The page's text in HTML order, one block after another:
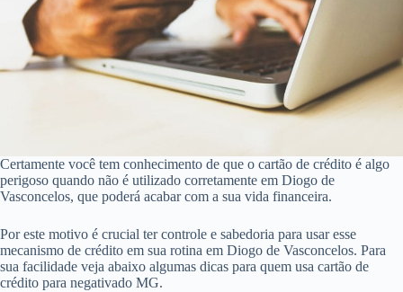
Certamente você tem conhecimento de que o cartão de crédito é algo
perigoso quando não é utilizado corretamente em Diogo de
Vasconcelos, que poderá acabar com a sua vida financeira.
Por este motivo é crucial ter controle e sabedoria para usar esse
mecanismo de crédito em sua rotina em Diogo de Vasconcelos. Para
sua facilidade veja abaixo algumas dicas para quem usa cartão de
crédito para negativado MG.